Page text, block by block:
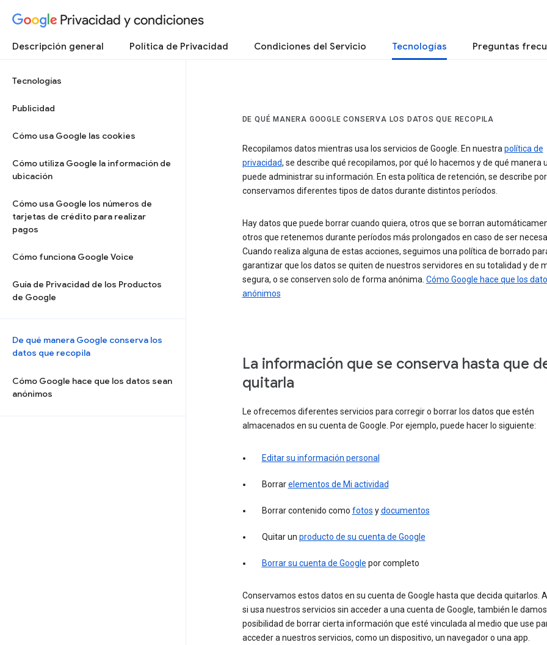
Privacidad y condiciones
Descripción general Política de Privacidad Condiciones del Servicio Tecnologías Preguntas
Tecnologías
Publicidad
Cómo usa Google las cookies
Cómo utiliza Google la información de
ubicación
Cómo usa Google los números de
tarjetas de crédito para realizar
pagos
Cómo funciona Google Voice
Guía de Privacidad de los Productos
de Google
De qué manera Google conserva los
datos que recopila
Cómo Google hace que los datos sean
anónimos
DE QUÉ MANERA GOOGLE CONSERVA LOS DATOS QUE RECOPILA
Recopilamos datos mientras usa los servicios de Google. En nuestrapolítica de
privacidad, se describe qué recopilamos, por qué lo hacemos y de qué manera
puede administrar su información. En esta política de retención, se describe
conservamos diferentes tipos de datos durante distintos períodos.
Hay datos que puede borrar cuando quiera, otros que se borran
otros que retenemos durante períodos más prolongados en caso de ser
Cuando realiza alguna de estas acciones, seguimos una política de borrado
garantizar que los datos se quiten de nuestros servidores en su totalidad y de
segura, o se conserven solo de forma anónima. Cómo Google hace que los
anónimos
La información que se conserva hasta que
quitarla
Le ofrecemos diferentes servicios para corregir o borrar los datos que estén
almacenados en su cuenta de Google. Por ejemplo, puede hacer lo siguiente:
Editar su información personal
Borrarelementos de Mi actividad
Borrar contenido como fotos ydocumentos
Quitar un producto de su cuenta de Google
Borrar su cuenta de Google por completo
Conservamos estos datos en su cuenta de Google hasta que decida quitarlos.
si usa nuestros servicios sin acceder a una cuenta de Google, también le
posibilidad de borrar cierta información que esté vinculada al medio que use
acceder a nuestros servicios, como un dispositivo, un navegador o una app.